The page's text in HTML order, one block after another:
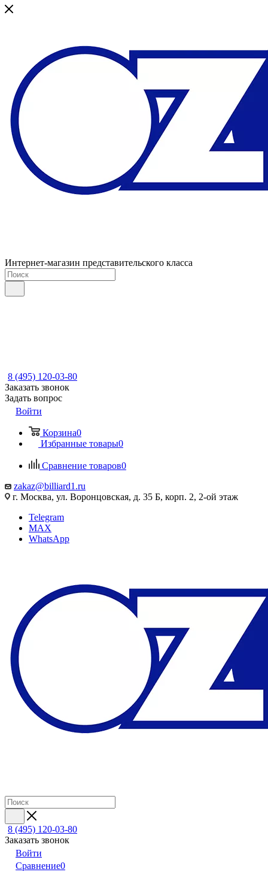
Интернет-магазин представительского класса
8 (495) 120-03-80
Заказать звонок
Задать вопрос
Войти
Корзина0
Избранные товары0
Сравнение товаров0
zakaz@billiard1.ru
г. Москва, ул. Воронцовская, д. 35 Б, корп. 2, 2-ой этаж
Telegram
MAX
WhatsApp
8 (495) 120-03-80
Заказать звонок
Войти
Сравнение0